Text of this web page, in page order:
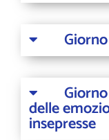
delle
insepresse